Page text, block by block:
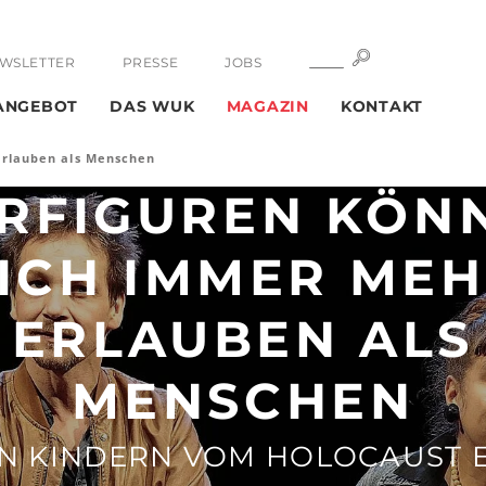
PRESSE JOBS SUCHE
DAS WUK MAGAZIN KONTAKT
als Menschen
IMMER
ERLAUBEN ALS
MENSCHEN
KINDERN VOM HOLOCAUST